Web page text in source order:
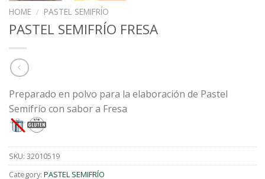
HOME / PASTEL SEMIFRÍO
PASTEL SEMIFRÍO FRESA
Preparado en polvo para la elaboración de Pastel
Semifrío con sabor a Fresa
SKU: 32010519
Category: PASTEL SEMIFRÍO